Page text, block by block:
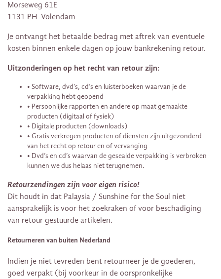
Morseweg 61E
1131 PH Volendam
Je ontvangt het betaalde bedrag met aftrek van eventuele
kosten binnen enkele dagen op jouw bankrekening retour.
Uitzonderingen op het recht van retour zijn:
• Software, dvd’s, cd’s en luisterboeken waarvan je de
verpakking hebt geopend
• Persoonlijke rapporten en andere op maat gemaakte
producten (digitaal of fysiek)
• Digitale producten (downloads)
• Gratis verkregen producten of diensten zijn uitgezonderd
van het recht op retour en of vervanging
• Dvd’s en cd’s waarvan de gesealde verpakking is verbroken
kunnen we dus helaas niet terugnemen.
Retourzendingen zijn voor eigen risico!
Dit houdt in dat Palaysia / Sunshine for the Soul niet
aansprakelijk is voor het zoekraken of voor beschadiging
van retour gestuurde artikelen.
Retourneren van buiten Nederland
Indien je niet tevreden bent retourneer je de goederen,
goed verpakt (bij voorkeur in de oorspronkelijke